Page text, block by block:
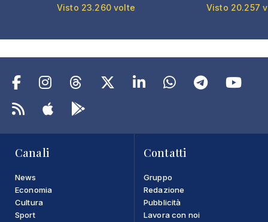
Visto 23.260 volte Visto 20.257
Canali
News
Economia
Cultura
Sport
Contatti
Gruppo
Redazione
Pubblicità
Lavora con noi